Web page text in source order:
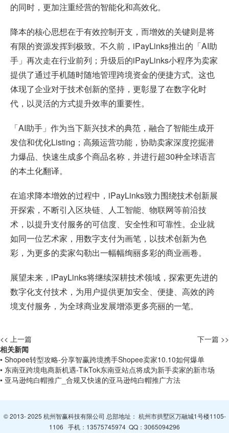
的同时，更加注重经营的智能化和高效化。
降本的核心思想在于有效控制开支，而增效的关键则是将
有限的资源发挥到极致。不久前，iPayLinks推出的「AI助
手」再次走在行业前列；升级后的iPayLinks小程序为卖家
提供了通过手机随时随地管理跨境资金的便捷方式。这也
体现了企业对于技术创新的坚持，更彰显了在数字化时
代，以灵活的方式提升效率的重要性。
「AI助手」作为当下新兴技术的典范，融合了智能生成开
发信和优化Listing；高频运营功能，协助卖家深度挖掘潜
力爆品、快速生成多个商品名称，并进行超30种全球语言
的本土化翻译。
在追求降本增效的过程中，iPayLinks致力围绕技术创新展
开探索，不断引入区块链、人工智能、物联网等前沿技
术，以提升支付服务的可信度、安全性和可靠性。企业就
如同一位艺术家，用数字支付为画笔，以技术创新为色
彩，为更多的卖家勾勒出一幅幅绚丽多彩的商业画卷。
展望未来，iPayLinks将继续深耕技术领域，探索更先进的
数字化支付技术，为用户提供更加安全、便捷、高效的跨
境支付服务，为全球商业发展增添更多亮丽的一笔。
<< 上一篇
下一篇 >>
相关新闻
• Shopee转型攻略-分享智赢跨境携手Shopee卖家10.10如何爆单
• 东南亚跨境电商新机遇-TikTok东南亚站点将成为新手卖家的新市场
• 亚马逊纯白帽推广_合规又快速的亚马逊纯白帽推广方法
© 2013- 2025 杭州智赢科技有限公司 总部地址： 杭州市拱墅区万融城1号楼1105-
1106 手机： 13575745974 QQ： 3065094296